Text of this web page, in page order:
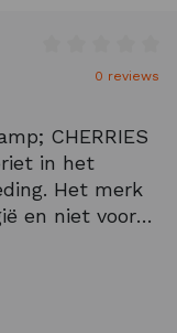
Gemiddelde
0 reviews
CHERRIES
in het
Het merk
en niet voor
Gel is
De
het li